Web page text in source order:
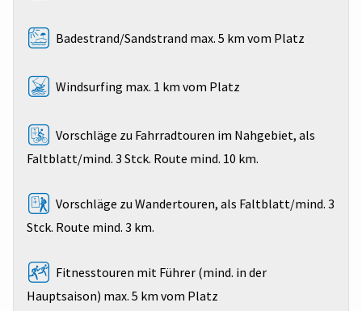
Badestrand/Sandstrand max. 5 km vom Platz
Windsurfing max. 1 km vom Platz
Vorschläge zu Fahrradtouren im Nahgebiet, als
Faltblatt/mind. 3 Stck. Route mind. 10 km.
Vorschläge zu Wandertouren, als Faltblatt/mind. 3
Stck. Route mind. 3 km.
Fitnesstouren mit Führer (mind. in der
Hauptsaison) max. 5 km vom Platz